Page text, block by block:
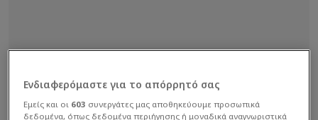
Ενδιαφερόμαστε για το απόρρητό σας
Εμείς και οι 603 συνεργάτες μας αποθηκεύουμε προσωπικά
δεδομένα, όπως δεδομένα περιήγησης ή μοναδικά αναγνωριστικά